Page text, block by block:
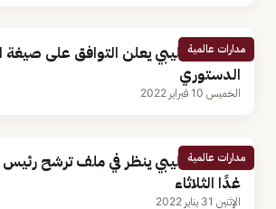
مدارات عالمية
البرلمان الليبي يعلن التوافق على صيغة
الدستوري
الخميس 10 فبراير 2022
مدارات عالمية
البرلمان الليبي ينظر في ملف ترشح رئيس
غدًا الثلاثاء
الإثنين 31 يناير 2022